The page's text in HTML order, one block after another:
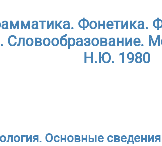
Фонетика.
Словообразование.
Н.Ю. 1980
Основные